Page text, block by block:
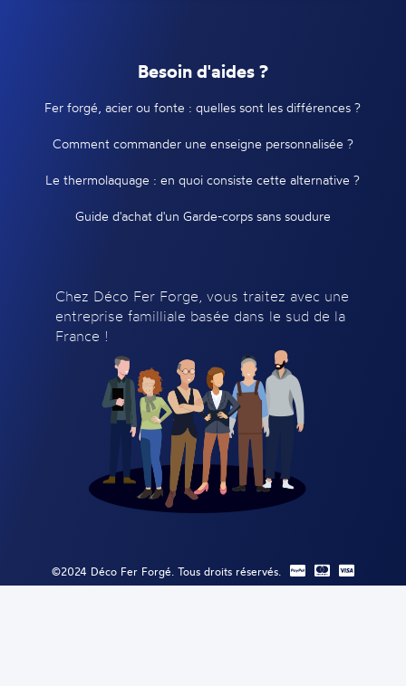
Besoin d'aides ?
Fer forgé, acier ou fonte : quelles sont les différences ?
Comment commander une enseigne personnalisée ?
Le thermolaquage : en quoi consiste cette alternative ?
Guide d'achat d'un Garde-corps sans soudure
Chez Déco Fer Forge, vous traitez avec une
entreprise familliale basée dans le sud de la
France !
©2024 Déco Fer Forgé. Tous droits réservés.